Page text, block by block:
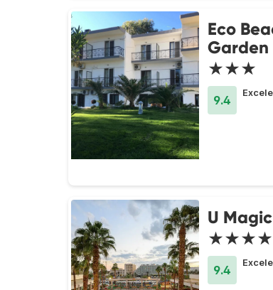
Eco
Garden
★★★
9.4
U
9.4